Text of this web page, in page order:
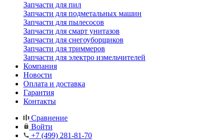
Запчасти для пил
Запчасти для подметальных машин
Запчасти для пылесосов
Запчасти для смарт унитазов
Запчасти для снегоуборщиков
Запчасти для триммеров
Запчасти для электро измельчителей
Компания
Новости
Оплата и доставка
Гарантия
Контакты
Сравнение
Войти
+7 (499) 281-81-70